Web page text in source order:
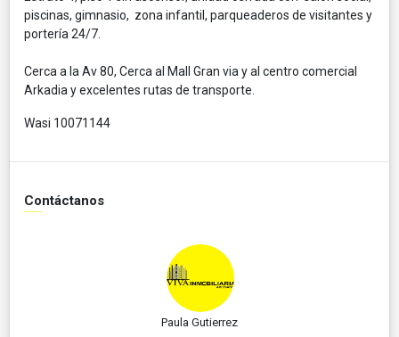
piscinas, gimnasio, zona infantil, parqueaderos de visitantes y
portería 24/7.
Cerca a la Av 80, Cerca al Mall Gran via y al centro comercial
Arkadia y excelentes rutas de transporte.
Wasi 10071144
Contáctanos
Paula Gutierrez